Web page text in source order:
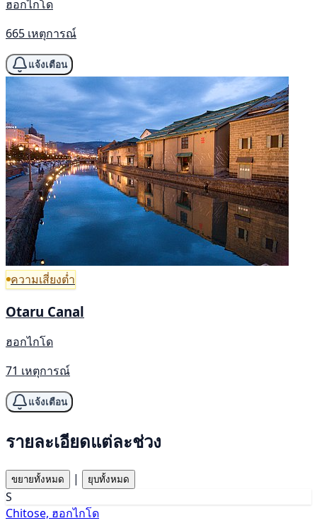
ฮอกไกโด
665 เหตุการณ์
แจ้งเตือน
ความเสี่ยงต่ำ
Otaru Canal
ฮอกไกโด
71 เหตุการณ์
แจ้งเตือน
รายละเอียดแต่ละช่วง
ขยายทั้งหมด | ยุบทั้งหมด
S
Chitose, ฮอกไกโด